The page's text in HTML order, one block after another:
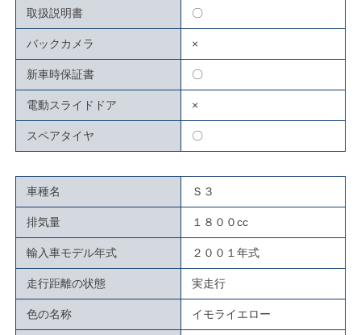
取扱説明書 〇
バックカメラ ×
新車時保証書 〇
電動スライドドア ×
スペアタイヤ 〇
車種名 Ｓ３
排気量 １８００cc
輸入車モデル年式 ２００１年式
走行距離の状態 実走行
色の名称 イモライエロー